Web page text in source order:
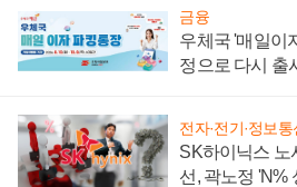
금융
우체국 '매일이
정으로 다시 출
전자·전기·정보통
SK하이닉스 노
선, 곽노정 'N%